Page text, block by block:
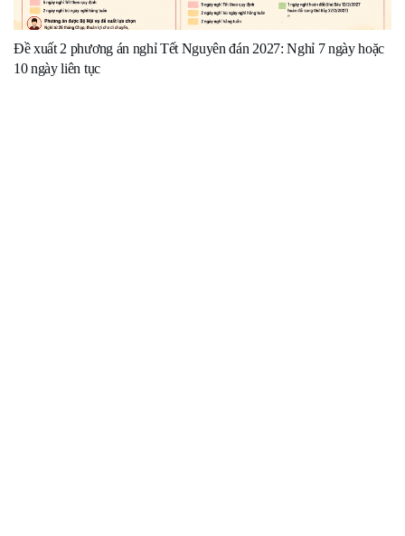
Đề xuất 2 phương án nghỉ Tết Nguyên đán 2027: Nghỉ 7 ngày hoặc
10 ngày liên tục